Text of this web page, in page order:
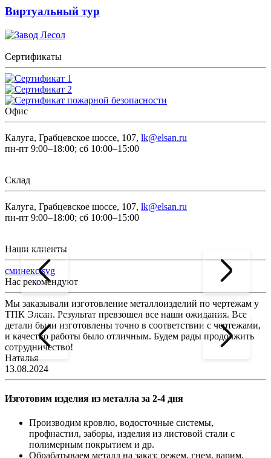
Виртуальный тур
Сертификаты
Офис
Калуга, Грабцевское шоссе, 107, lk@elsan.ru
пн-пт 9:00–18:00; сб 10:00–15:00
Склад
Калуга, Грабцевское шоссе, 107, lk@elsan.ru
пн-пт 9:00–18:00; сб 10:00–15:00
Наши клиенты
сминекс.svg
Нас рекомендуют
Мы заказывали изготовление металлоизделий по чертежам у
ТПК Элсан. Результат превзошел все наши ожидания. Все
детали были изготовлены точно в соответствии с чертежами,
и качество работы было отличным. Будем рады продолжить
сотрудничество!
Наталья
13.08.2024
Изготовим изделия из металла за 2-4 дня
Производим кровлю, водосточные системы,
профнастил, заборы, изделия из листовой стали с
полимерным покрытием и др.
Обрабатываем металл на заказ: режем, гнем, варим,